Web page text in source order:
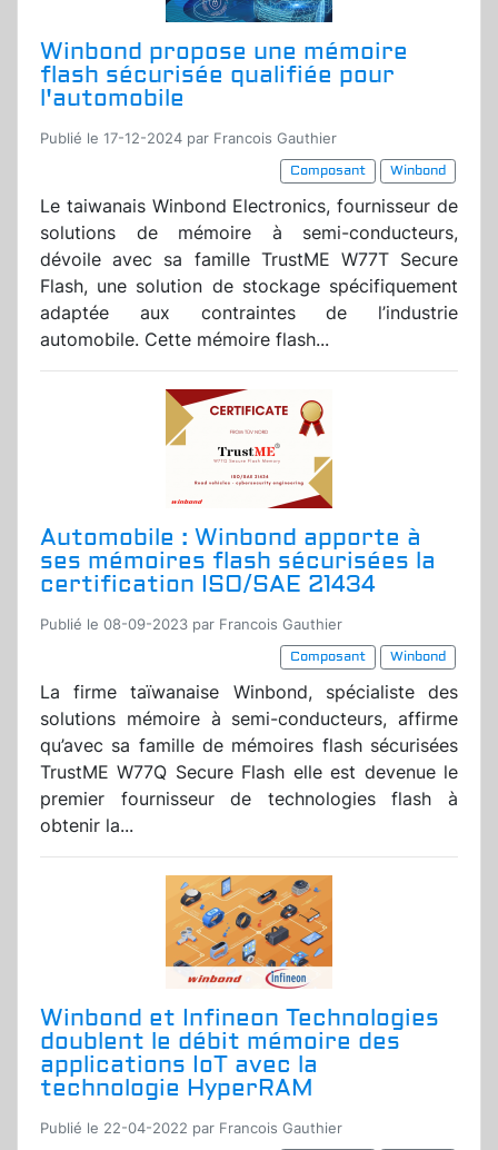
Winbond propose une mémoire
flash sécurisée qualifiée pour
l'automobile
Publié le 17-12-2024 par Francois Gauthier
Composant
Winbond
Le taiwanais Winbond Electronics, fournisseur de
solutions de mémoire à semi-conducteurs,
dévoile avec sa famille TrustME W77T Secure
Flash, une solution de stockage spécifiquement
adaptée aux contraintes de l’industrie
automobile. Cette mémoire flash...
Automobile : Winbond apporte à
ses mémoires flash sécurisées la
certification ISO/SAE 21434
Publié le 08-09-2023 par Francois Gauthier
Composant
Winbond
La firme taïwanaise Winbond, spécialiste des
solutions mémoire à semi-conducteurs, affirme
qu’avec sa famille de mémoires flash sécurisées
TrustME W77Q Secure Flash elle est devenue le
premier fournisseur de technologies flash à
obtenir la...
Winbond et Infineon Technologies
doublent le débit mémoire des
applications IoT avec la
technologie HyperRAM
Publié le 22-04-2022 par Francois Gauthier